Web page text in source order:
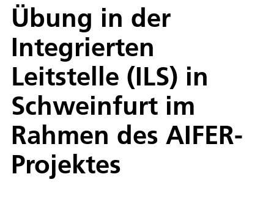
Übung in der
Integrierten
Leitstelle (ILS) in
Schweinfurt im
Rahmen des AIFER-
Projektes